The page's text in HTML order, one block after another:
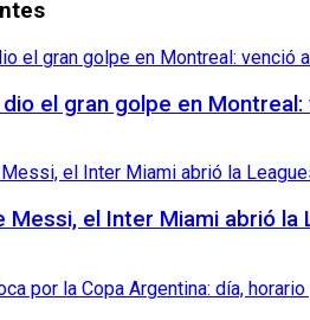
el gran golpe en
Messi, el Inter Miami abrió la